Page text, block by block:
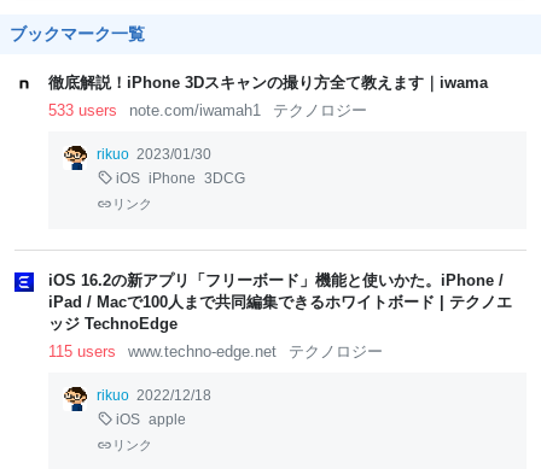
ブックマーク一覧
徹底解説！iPhone 3Dスキャンの撮り方全て教えます｜iwama
533 users
note.com/iwamah1 テクノロジー
rikuo 2023/01/30
iOS iPhone 3DCG
リンク
iOS 16.2の新アプリ「フリーボード」機能と使いかた。iPhone /
iPad / Macで100人まで共同編集できるホワイトボード | テクノエ
ッジ TechnoEdge
115 users
www.techno-edge.net テクノロジー
rikuo 2022/12/18
iOS apple
リンク